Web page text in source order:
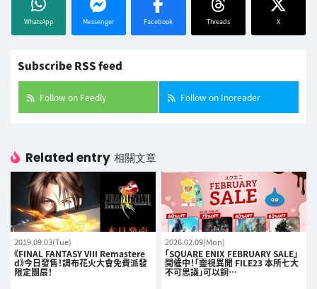
WhatsApp Messenger Facebook Threads X
Subscribe RSS feed
Follow on Feedly Follow on Inoreader
Related entry 相關文章
2019.09.03(Tue)
《FINAL FANTASY VIII Remastere
d》今日發售！調布花火大會免費派發
限定團扇！
2026.02.09(Mon)
「SQUARE ENIX FEBRUARY SALE」
開催中！「靈視異聞 FILE23 本所七大
不可思議」可以銅…